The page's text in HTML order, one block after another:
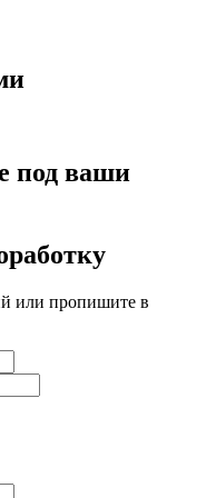
под ваши
или пропишите в